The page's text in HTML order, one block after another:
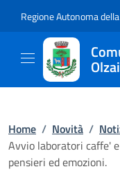
Regione Autonoma
Olzai
Home / Novità /
Avvio laboratori caffe'
pensieri ed emozioni.